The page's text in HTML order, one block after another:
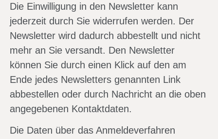
Die Einwilligung in den Newsletter kann
jederzeit durch Sie widerrufen werden. Der
Newsletter wird dadurch abbestellt und nicht
mehr an Sie versandt. Den Newsletter
können Sie durch einen Klick auf den am
Ende jedes Newsletters genannten Link
abbestellen oder durch Nachricht an die oben
angegebenen Kontaktdaten.
Die Daten über das Anmeldeverfahren